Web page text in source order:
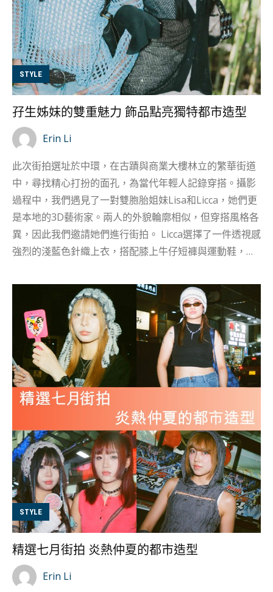
STYLE
孖生姊妹的雙重魅力 飾品點亮獨特都市造型
Erin Li
此次街拍選址於中環，在古蹟與商業大樓林立的繁華街道
中，尋找精心打扮的面孔，為當代年輕人記錄穿搭。攝影
過程中，我們遇見了一對雙胞胎姐妹Lisa和Licca，她們更
是本地的3D藝術家。兩人的外貌輪廓相似，但穿搭風格各
異，因此我們邀請她們進行街拍。 Licca選擇了一件透視感
強烈的淺藍色針織上衣，搭配膝上牛仔短褲與運動鞋，整
性化的時尚路線，她穿著黑色網狀外套，搭配白色短褲，
並搭配一雙皮質黑色長靴，與她的髮色相得益彰。 當問到
她們最喜歡當天造型的哪個部分時，兩人不約而同表示是
她們都佩戴的本地珠寶品牌@5feeet2的Power Love心形
耳環。這款耳環擁有大氣的輪廓造型，從遠處便能感受到
無法忽視的炫目光芒，耳環上鑲嵌的七顆閃石代表一週中
的每一天，巧妙的設計與精緻的工藝使整體造型更加完
美。 你們心目中的BOLD Look是什麼？ Licca - 「可以回
溯到過去的潮流，再混搭自己喜愛的服飾！」 Lisa -
「Mix and Match不同的服飾風格！」
STYLE
精選七月街拍 炎熱仲夏的都市造型
Erin Li